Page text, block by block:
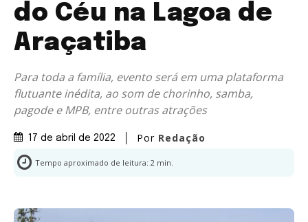
do Céu na Lagoa de
Araçatiba
Para toda a família, evento será em uma plataforma
flutuante inédita, ao som de chorinho, samba,
pagode e MPB, entre outras atrações
17 de abril de 2022 Por Redação
Tempo aproximado de leitura: 2 min.